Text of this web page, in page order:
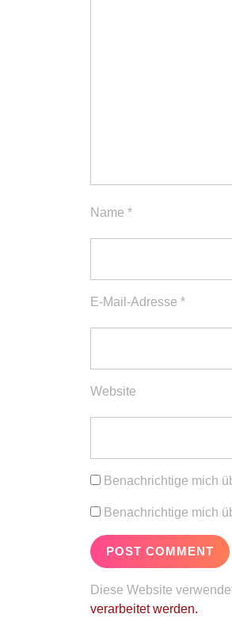
Name *
E-Mail-Adresse *
Website
Benachrichtige mich
Benachrichtige mich
Diese Website
verarbeitet werden.